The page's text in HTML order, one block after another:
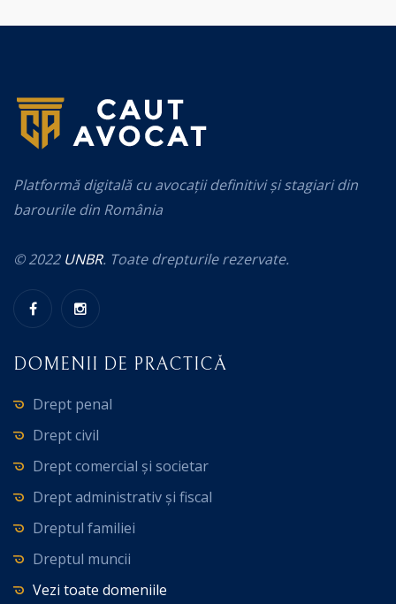
Platformă digitală cu avocații definitivi și stagiari din
barourile din România
© 2022 UNBR. Toate drepturile rezervate.
DOMENII DE PRACTICĂ
Drept penal
Drept civil
Drept comercial și societar
Drept administrativ și fiscal
Dreptul familiei
Dreptul muncii
Vezi toate domeniile